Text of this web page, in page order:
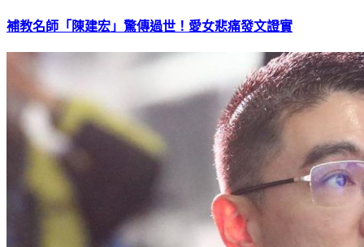
補教名師「陳建宏」驚傳過世！愛女悲痛發文證實